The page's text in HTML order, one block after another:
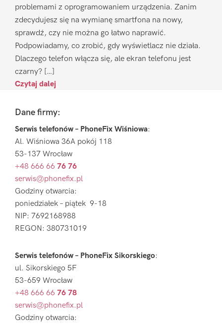
problemami z oprogramowaniem urządzenia. Zanim
zdecydujesz się na wymianę smartfona na nowy,
sprawdź, czy nie można go łatwo naprawić.
Podpowiadamy, co zrobić, gdy wyświetlacz nie działa.
Dlaczego telefon włącza się, ale ekran telefonu jest
czarny? […]
Czytaj dalej
FooterDane firmy:
Serwis telefonów – PhoneFix Wiśniowa:
Al. Wiśniowa 36A pokój 118
53-137 Wrocław
+48 666 66 76 76
serwis@phonefix.pl
Godziny otwarcia:
poniedziałek – piątek 9-18
NIP: 7692168988
REGON: 380731019
Serwis telefonów – PhoneFix Sikorskiego:
ul. Sikorskiego 5F
53-659 Wrocław
+48 666 66 76 78
serwis@phonefix.pl
Godziny otwarcia: